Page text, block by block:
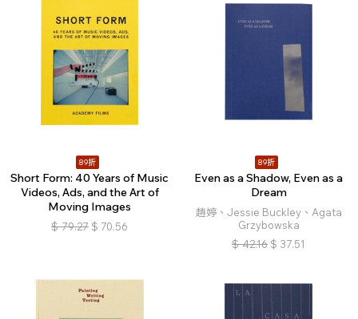
89折
Short Form: 40 Years of Music
Videos, Ads, and the Art of
Moving Images
$ 79.27 $ 70.56
89折
Even as a Shadow, Even as a
Dream
趙婷、Jessie Buckley、Agata
Grzybowska
$ 42.16 $ 37.51